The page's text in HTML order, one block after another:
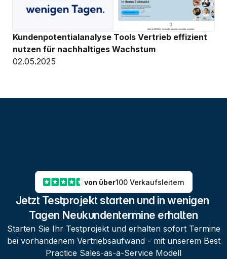
Kundenpotentialanalyse Tools Vertrieb effizient
nutzen für nachhaltiges Wachstum
02.05.2025
von über100 Verkaufsleitern
Jetzt Testprojekt starten und in wenigen
Tagen Neukundentermine erhalten
Starten Sie Ihr Testprojekt und erhalten sofort Termine
bei vorhandenem Vertriebsaufwand - mit unserem Best
Practice Sales-as-a-Service Modell